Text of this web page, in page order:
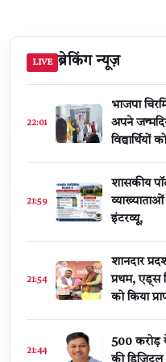
LIVE ब्रेकिंग न्यूज़
22:01
भाजपा
अपने
विद्यार्थियों
21:59
शासकीय
इंटरव्यू,
21:54
शानदार
प्रथम, एड्स
को किया
21:44
500 करोड़